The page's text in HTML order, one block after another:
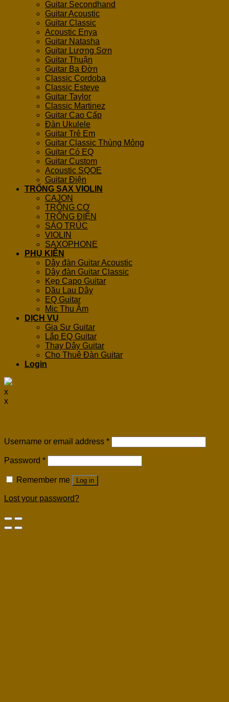
Guitar Secondhand
Guitar Acoustic
Guitar Classic
Acoustic Enya
Guitar Natasha
Guitar Lương Sơn
Guitar Thuận
Guitar Ba Đờn
Classic Cordoba
Classic Esteve
Guitar Taylor
Classic Martinez
Guitar Cao Cấp
Đàn Ukulele
Guitar Trẻ Em
Guitar Classic Thùng Mỏng
Guitar Có EQ
Guitar Custom
Acoustic SQOE
Guitar Điện
TRỐNG SAX VIOLIN
CAJON
TRỐNG CƠ
TRỐNG ĐIỆN
SÁO TRÚC
VIOLIN
SAXOPHONE
PHỤ KIỆN
Dây đàn Guitar Acoustic
Dây đàn Guitar Classic
Kẹp Capo Guitar
Dầu Lau Dây
EQ Guitar
Mic Thu Âm
DỊCH VỤ
Gia Sư Guitar
Lắp EQ Guitar
Thay Dây Guitar
Cho Thuê Đàn Guitar
Login
x
x
Username or email address *
Password *
Remember me Log in
Lost your password?